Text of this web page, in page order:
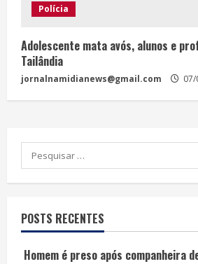
Polícia
Adolescente mata avós, alunos e
Tailândia
jornalnamidianews@gmail.com
POSTS RECENTES
Homem é preso após companheira